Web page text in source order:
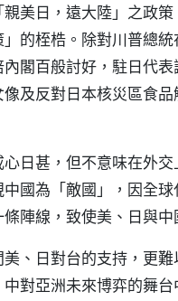
美日，遠大陸」之政
的桎梏。除對川普總
閣百般討好，駐日代
及反對日本核災區食
日甚，但不意味在外
國為「敵國」，因全
陣線，致使美、日與
、日對台的支持，更
對亞洲未來博弈的舞